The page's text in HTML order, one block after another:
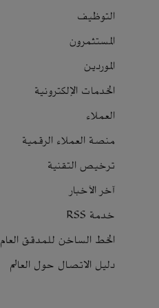
التوظيف
المستثمرون
الموردين
الخدمات الإلكترونية
العملاء
منصة العملاء الرقمية
ترخيص التقنية
آخر الأخبار
خدمة RSS
الخط الساخن للمدقق العام
دليل الاتصال حول العالم